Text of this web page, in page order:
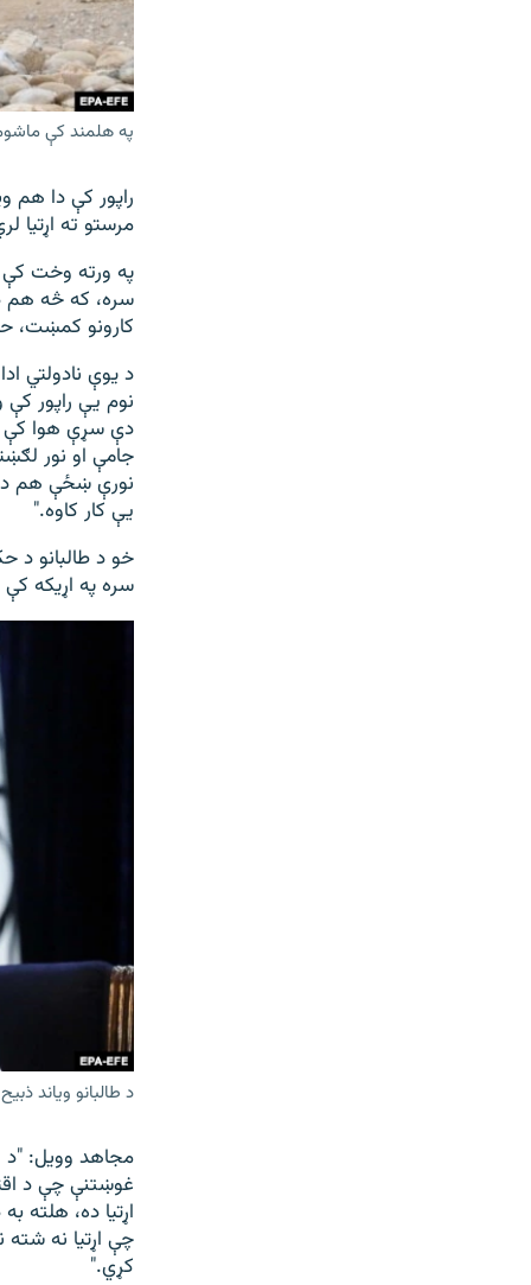
په هلمند کې
راپور کې دا هم
مرستو ته اړتیا
په ورته وخت کې
سره، که څه هم
کارونو کمښت،
د یوې نادولتي
نوم یې راپور
دې سړې هوا کې د
جامې او نور
نورې ښځې هم د
یې کار کاوه."
خو د طالبانو د
سره په اړیکه
د طالبانو ویاند
مجاهد وویل: "د
غوښتنې چې د
اړتیا ده، هلته
چې اړتیا نه
کړي."